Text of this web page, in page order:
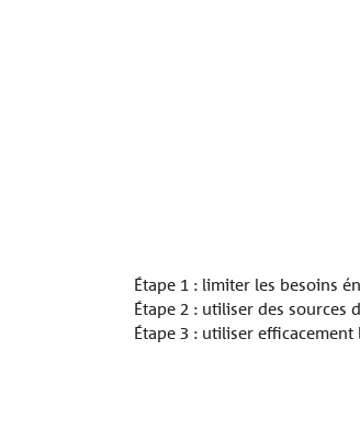
Étape 1 : limiter les besoins
Étape 2 : utiliser des sources
Étape 3 : utiliser